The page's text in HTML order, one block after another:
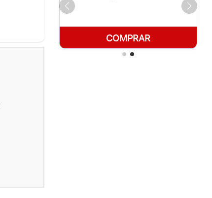
COMPRAR